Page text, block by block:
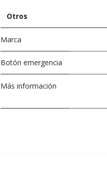
Otros
Marca
Botón emergencia
Más información